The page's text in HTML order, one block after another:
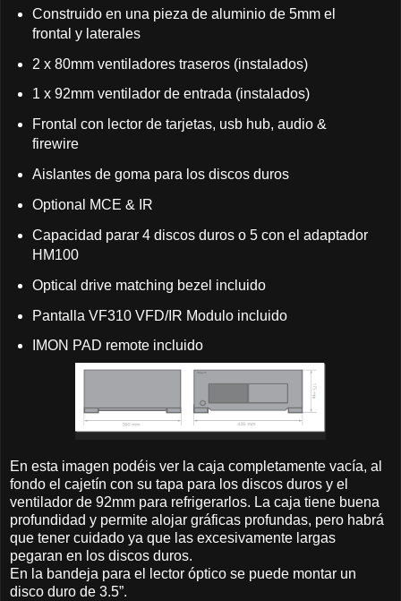
Construido en una pieza de aluminio de 5mm el
frontal y laterales
2 x 80mm ventiladores traseros (instalados)
1 x 92mm ventilador de entrada (instalados)
Frontal con lector de tarjetas, usb hub, audio &
firewire
Aislantes de goma para los discos duros
Optional MCE & IR
Capacidad parar 4 discos duros o 5 con el adaptador
HM100
Optical drive matching bezel incluido
Pantalla VF310 VFD/IR Modulo incluido
IMON PAD remote incluido
En esta imagen podéis ver la caja completamente vacía, al
fondo el cajetín con su tapa para los discos duros y el
ventilador de 92mm para refrigerarlos. La caja tiene buena
profundidad y permite alojar gráficas profundas, pero habrá
que tener cuidado ya que las excesivamente largas
pegaran en los discos duros.
En la bandeja para el lector óptico se puede montar un
disco duro de 3.5”.